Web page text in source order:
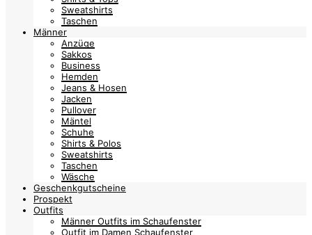
Sweatshirts
Taschen
Männer
Anzüge
Sakkos
Business
Hemden
Jeans & Hosen
Jacken
Pullover
Mäntel
Schuhe
Shirts & Polos
Sweatshirts
Taschen
Wäsche
Geschenkgutscheine
Prospekt
Outfits
Männer Outfits im Schaufenster
Outfit im Damen Schaufenster